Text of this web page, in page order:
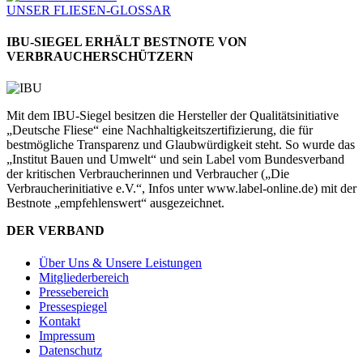
UNSER FLIESEN-GLOSSAR
IBU-SIEGEL ERHÄLT BESTNOTE VON
VERBRAUCHERSCHÜTZERN
Mit dem IBU-Siegel besitzen die Hersteller der Qualitätsinitiative
„Deutsche Fliese“ eine Nachhaltigkeitszertifizierung, die für
bestmögliche Transparenz und Glaubwürdigkeit steht. So wurde das
„Institut Bauen und Umwelt“ und sein Label vom Bundesverband
der kritischen Verbraucherinnen und Verbraucher („Die
Verbraucherinitiative e.V.“, Infos unter www.label-online.de) mit der
Bestnote „empfehlenswert“ ausgezeichnet.
DER VERBAND
Über Uns & Unsere Leistungen
Mitgliederbereich
Pressebereich
Pressespiegel
Kontakt
Impressum
Datenschutz